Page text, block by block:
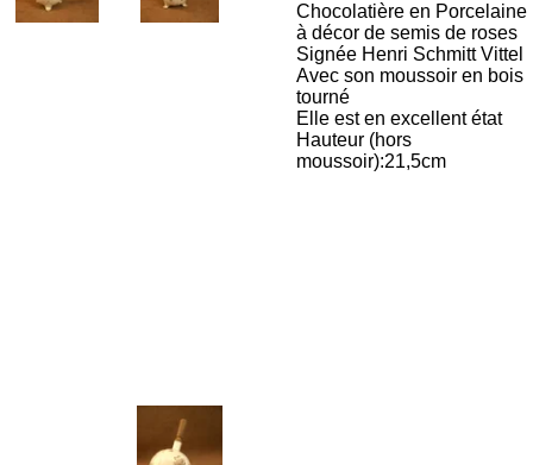
Chocolatière en Porcelaine
à décor de semis de roses
Signée Henri Schmitt Vittel
Avec son moussoir en bois
tourné
Elle est en excellent état
Hauteur (hors
moussoir):21,5cm